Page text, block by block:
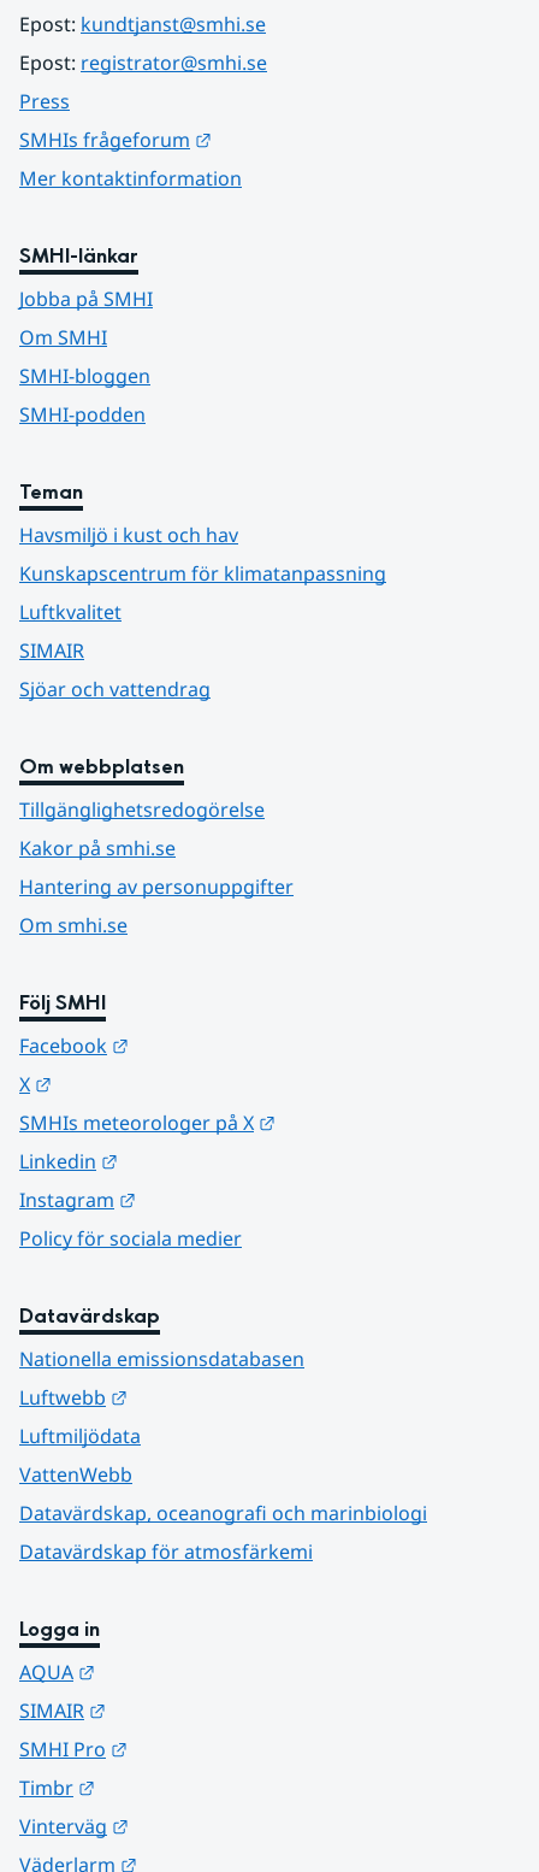
Epost: kundtjanst@smhi.se
Epost: registrator@smhi.se
Press
SMHIs frågeforum
Mer kontaktinformation
SMHI-länkar
Jobba på SMHI
Om SMHI
SMHI-bloggen
SMHI-podden
Teman
Havsmiljö i kust och hav
Kunskapscentrum för klimatanpassning
Luftkvalitet
SIMAIR
Sjöar och vattendrag
Om webbplatsen
Tillgänglighetsredogörelse
Kakor på smhi.se
Hantering av personuppgifter
Om smhi.se
Följ SMHI
Facebook
X
SMHIs meteorologer på X
Linkedin
Instagram
Policy för sociala medier
Datavärdskap
Nationella emissionsdatabasen
Luftwebb
Luftmiljödata
VattenWebb
Datavärdskap, oceanografi och marinbiologi
Datavärdskap för atmosfärkemi
Logga in
AQUA
SIMAIR
SMHI Pro
Timbr
Vinterväg
Väderlarm